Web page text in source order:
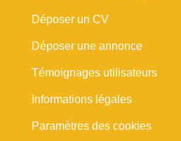
Déposer un CV
Déposer une annonce
Témoignages utilisateurs
Informations légales
Paramètres des cookies